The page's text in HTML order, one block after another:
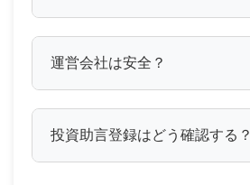
運営会社は安全？
投資助言登録はどう確認する？